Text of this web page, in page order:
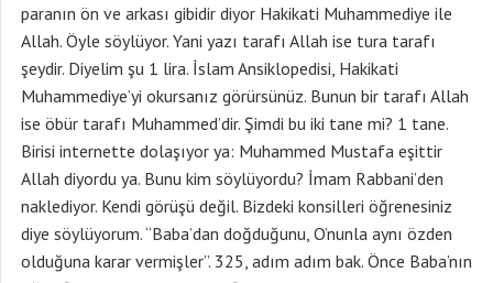
paranın ön ve arkası gibidir diyor Hakikati Muhammediye ile
Allah. Öyle söylüyor. Yani yazı tarafı Allah ise tura tarafı
şeydir. Diyelim şu 1 lira. İslam Ansiklopedisi, Hakikati
Muhammediye’yi okursanız görürsünüz. Bunun bir tarafı Allah
ise öbür tarafı Muhammed’dir. Şimdi bu iki tane mi? 1 tane.
Birisi internette dolaşıyor ya: Muhammed Mustafa eşittir
Allah diyordu ya. Bunu kim söylüyordu? İmam Rabbani’den
naklediyor. Kendi görüşü değil. Bizdeki konsilleri öğrenesiniz
diye söylüyorum. “Baba’dan doğduğunu, O’nunla aynı özden
olduğuna karar vermişler”. 325, adım adım bak. Önce Baba’nın